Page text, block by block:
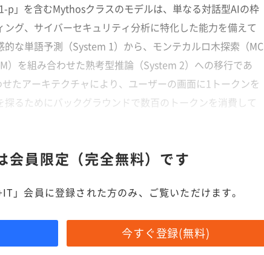
」を含むMythosクラスのモデルは、単なる対話型AIの枠
グ、サイバーセキュリティ分析に特化した能力を備えて
な単語予測（System 1）から、モンテカルロ木探索（MC
）を組み合わせた熟考型推論（System 2）への移行であ
たアーキテクチャにより、ユーザーの画面に1トークンを
るためにバックグラウンドで数百のトークンを消費して
会員限定（完全無料）です
」会員に登録された方のみ、ご覧いただけます。
今すぐ登録(無料)